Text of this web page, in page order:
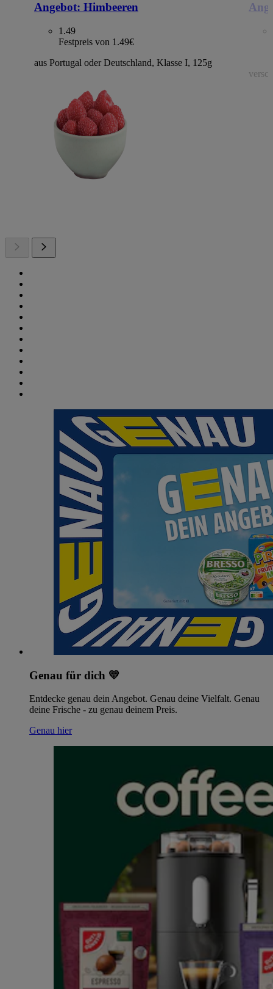
Angebot: Himbeeren
1.49
Festpreis von 1.49€
aus Portugal oder Deutschland, Klasse I, 125g
Genau für dich 💛
Entdecke genau dein Angebot. Genau deine Vielfalt. Genau
deine Frische - zu genau deinem Preis.
Genau hier